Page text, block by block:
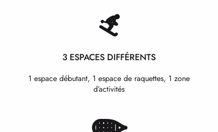
3 ESPACES DIFFÉRENTS
1 espace débutant, 1 espace de raquettes, 1 zone
d’activités